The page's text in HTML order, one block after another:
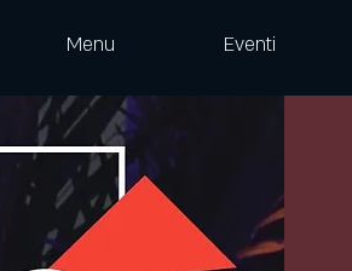
Menu Eventi